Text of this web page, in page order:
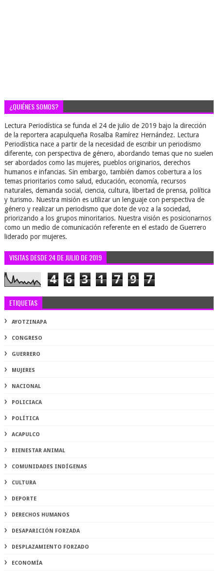
¿QUIÉNES SOMOS?
Lectura Periodística se funda el 24 de julio de 2019 bajo la dirección
de la reportera acapulqueña Rosalba Ramírez Hernández. Lectura
Periodística nace a partir de la necesidad de escribir un periodismo
diferente, con perspectiva de género, abordando temas que no suelen
ser abordados como las mujeres, pueblos originarios, derechos
humanos e infancias. Sin embargo, también damos cobertura a los
temas prioritarios como salud, educación, economía, recursos
naturales, demanda social, ciencia, cultura, libertad de prensa, política
y turismo. Nuestra misión es utilizar un lenguaje con perspectiva de
género y realizar un periodismo que dote de voz a la sociedad,
priorizando a los grupos minoritarios. Nuestra visión es posicionarnos
como un medio de comunicación referente en el estado de Guerrero
liderado por mujeres.
VISITAS DESDE 24 DE JULIO DE 2019
4 6 3 1 7 9 7
ETIQUETAS
AYOTZINAPA
CONGRESO
GUERRERO
MUJERES
NACIONAL
POLICIACA
POLÍTICA
ACAPULCO
BIENESTAR ANIMAL
COMUNIDADES INDÍGENAS
CULTURA
DEPORTE
DERECHOS HUMANOS
DESAPARICIÓN FORZADA
DESPLAZAMIENTO FORZADO
ECONOMÍA